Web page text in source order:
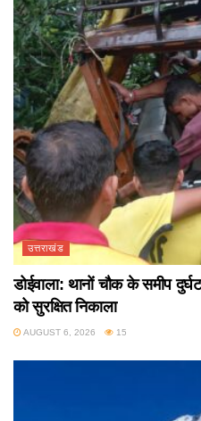
उत्तराखंड
डोईवाला: थानों चौक के समीप
को सुरक्षित निकाला
AUGUST 6, 2026 15